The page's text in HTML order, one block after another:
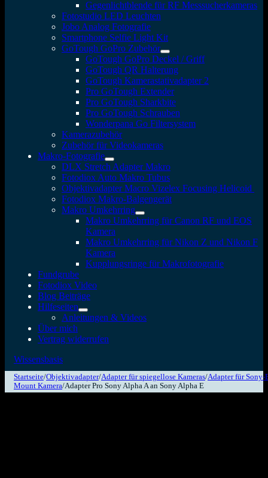
Gegenlichtblende für RF Messsucherkameras
Fotostudio LED Leuchten
Jobo Analog Fotografie
Smartphone Selfie Light Kit
GoTough GoPro Zubehör
GoTough GoPro Deckel / Griff
GoTough QR Halterung
GoTough Kamerastativadapter 2
Pro GoTough Extender
Pro GoTough Sharkbite
Pro GoTough Schrauben
Wonderpana Go Filtersystem
Kamerazubehör
Zubehör für Videokameras
Makro-Fotografie
DLX Stretch Adapter Makro
Fotodiox Auto Makro Tubus
Objektivadapter Macro Vizelex Focusing Helicoid
Fotodiox Makro-Balgengerät
Makro Umkehrring
Makro Umkehrring für Canon RF und EOS
Kamera
Makro Umkehrring für Nikon Z und Nikon F
Kamera
Kupplungsringe für Makrofotografie
Fundgrube
Fotodiox Video
Blog Beiträge
Hilfeseiten
Anleitungen & Videos
Über mich
Vertrag widerrufen
Wissensbasis
Startseite/Objektivadapter/Adapter für spiegellose Kameras/Adapter für Sony-
Mount Kamera/Adapter Pro Sony Alpha A an Sony Alpha E